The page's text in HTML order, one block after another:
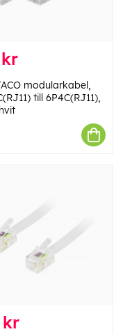
modularkabel,
till 6P4C(RJ11),
kr